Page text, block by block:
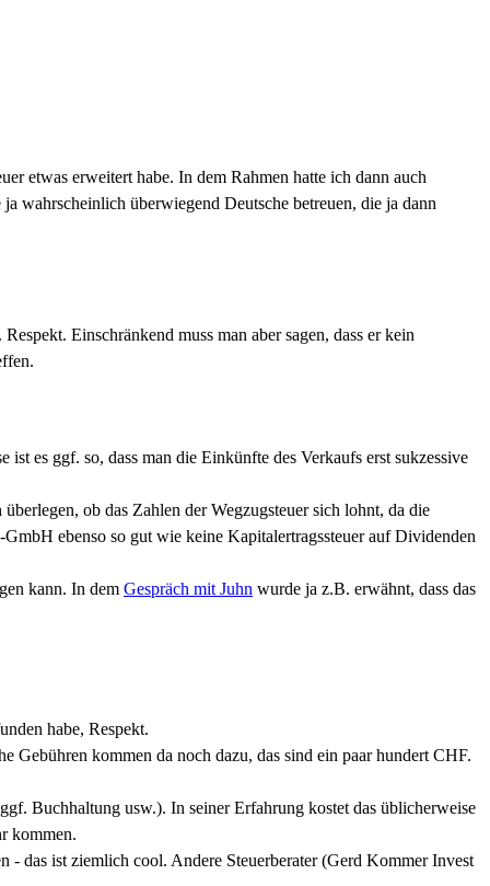
etwas erweitert habe. In dem Rahmen hatte ich dann auch
wahrscheinlich überwiegend Deutsche betreuen, die ja dann
Einschränkend muss man aber sagen, dass er kein
es ggf. so, dass man die Einkünfte des Verkaufs erst sukzessive
ob das Zahlen der Wegzugsteuer sich lohnt, da die
ebenso so gut wie keine Kapitalertragssteuer auf Dividenden
kann. In dem Gespräch mit Juhn wurde ja z.B. erwähnt, dass das
habe, Respekt.
Gebühren kommen da noch dazu, das sind ein paar hundert CHF.
Buchhaltung usw.). In seiner Erfahrung kostet das üblicherweise
kommen.
- das ist ziemlich cool. Andere Steuerberater (Gerd Kommer Invest